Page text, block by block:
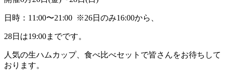
日時：11:00〜21:00 ※26日のみ16:00から、
28日は19:00までです。
人気の生ハムカップ、食べ比べセットで皆さんをお待ちして
おります。